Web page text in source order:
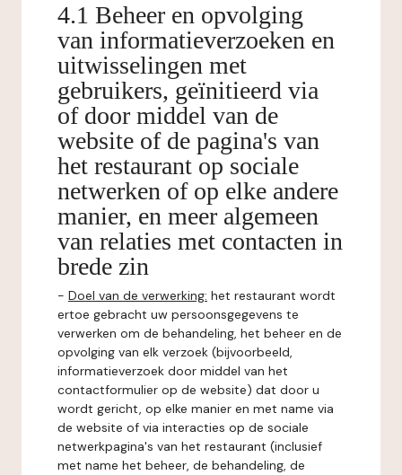
4.1 Beheer en opvolging
van informatieverzoeken en
uitwisselingen met
gebruikers, geïnitieerd via
of door middel van de
website of de pagina's van
het restaurant op sociale
netwerken of op elke andere
manier, en meer algemeen
van relaties met contacten in
brede zin
- Doel van de verwerking: het restaurant wordt
ertoe gebracht uw persoonsgegevens te
verwerken om de behandeling, het beheer en de
opvolging van elk verzoek (bijvoorbeeld,
informatieverzoek door middel van het
contactformulier op de website) dat door u
wordt gericht, op elke manier en met name via
de website of via interacties op de sociale
netwerkpagina's van het restaurant (inclusief
met name het beheer, de behandeling, de